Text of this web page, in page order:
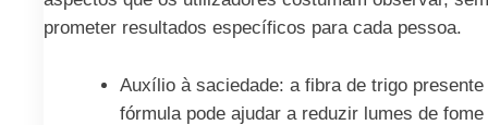
prometer resultados específicos para cada pessoa.
Auxílio à saciedade: a fibra de trigo presente
fórmula pode ajudar a reduzir lumes de fome